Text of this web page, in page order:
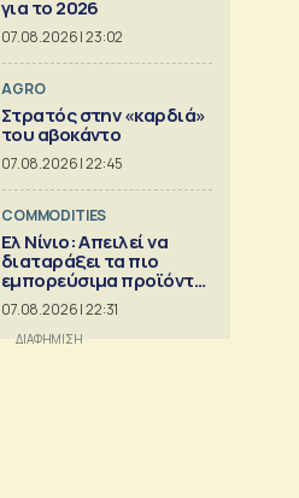
για το 2026
07.08.2026 | 23:02
AGRO
Στρατός στην «καρδιά»
του αβοκάντο
07.08.2026 | 22:45
COMMODITIES
Ελ Νίνιο: Απειλεί να
διαταράξει τα πιο
εμπορεύσιμα προϊόντα
στον κόσμο
07.08.2026 | 22:31